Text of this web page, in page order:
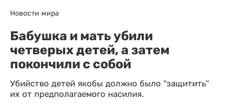
Новости мира
Бабушка и мать убили
четверых детей, а затем
покончили с собой
Убийство детей якобы должно было "защитить"
их от предполагаемого насилия.